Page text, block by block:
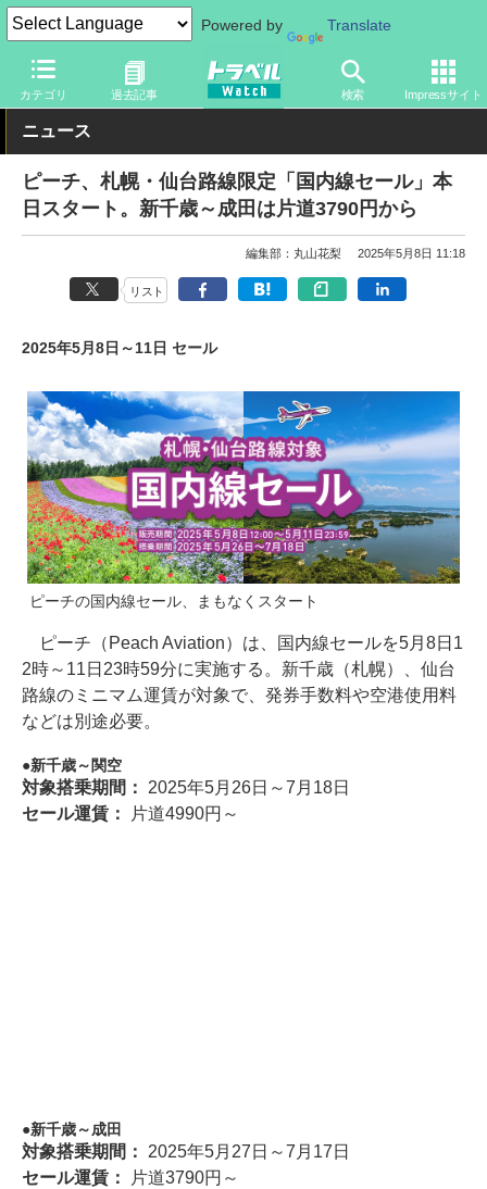
Powered by Translate
カテゴリ 過去記事 検索 Impressサイト
トラベル Watch 企業・政府・官庁 国内エアライン ピーチ
ニュース
ピーチ、札幌・仙台路線限定「国内線セール」本
日スタート。新千歳～成田は片道3790円から
編集部：丸山花梨 2025年5月8日 11:18
リスト
2025年5月8日～11日 セール
ピーチの国内線セール、まもなくスタート
ピーチ（Peach Aviation）は、国内線セールを5月8日1
2時～11日23時59分に実施する。新千歳（札幌）、仙台
路線のミニマム運賃が対象で、発券手数料や空港使用料
などは別途必要。
新千歳～関空
対象搭乗期間： 2025年5月26日～7月18日
セール運賃：
片道4990円～
新千歳～成田
対象搭乗期間： 2025年5月27日～7月17日
セール運賃：
片道3790円～